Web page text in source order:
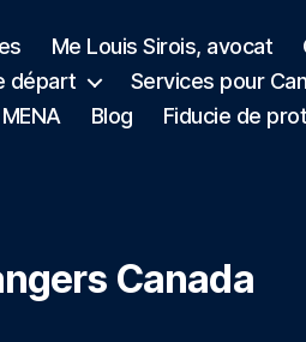
Me Louis Sirois, avocat
départ
Services pour
Blog Fiducie de
Canada